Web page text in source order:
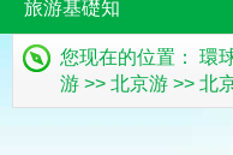
旅游基礎知
識
您现在的位置： 環
游 >> 北京游 >> 北